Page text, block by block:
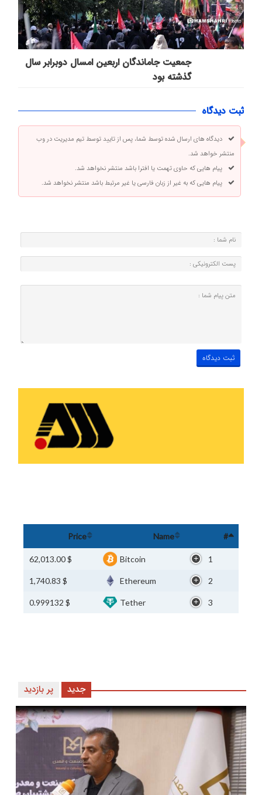
جمعیت جاماندگان اربعین امسال دوبرابر سال
گذشته بود
ثبت دیدگاه
دیدگاه های ارسال شده توسط شما، پس از تایید توسط تیم مدیریت در وب
منتشر خواهد شد.
پیام هایی که حاوی تهمت یا افترا باشد منتشر نخواهد شد.
پیام هایی که به غیر از زبان فارسی یا غیر مرتبط باشد منتشر نخواهد شد.
#
Name
Price
1
Bitcoin
$ 62,013.00
2
Ethereum
$ 1,740.83
3
Tether
$ 0.999132
پر بازدید جدید